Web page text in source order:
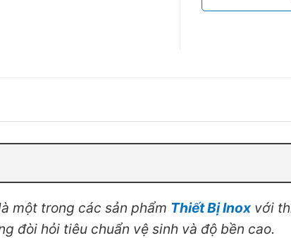
một trong các sản phẩm Thiết Bị Inox với
đòi hỏi tiêu chuẩn vệ sinh và độ bền cao.